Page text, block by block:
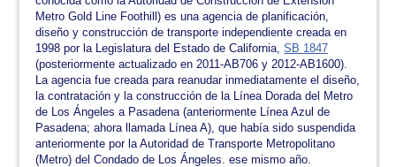
Metro Gold Line Foothill) es una agencia de planificación,
diseño y construcción de transporte independiente creada en
1998 por la Legislatura del Estado de California,SB 1847
(posteriormente actualizado en 2011-AB706 y 2012-AB1600).
La agencia fue creada para reanudar inmediatamente el diseño,
la contratación y la construcción de la Línea Dorada del Metro
de Los Ángeles a Pasadena (anteriormente Línea Azul de
Pasadena; ahora llamada Línea A), que había sido suspendida
anteriormente por la Autoridad de Transporte Metropolitano
(Metro) del Condado de Los Ángeles. ese mismo año.